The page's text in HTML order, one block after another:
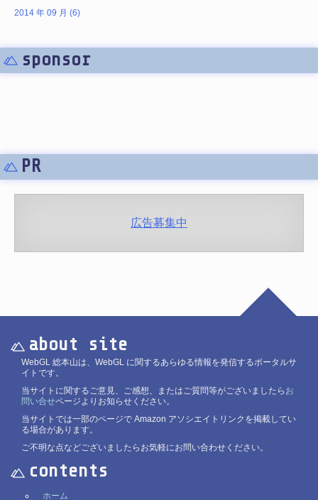
2014 年 09 月 (6)
sponsor
PR
広告募集中
about site
WebGL 総本山は、WebGL に関するあらゆる情報を発信するポータルサ
イトです。
当サイトに関するご意見、ご感想、またはご質問等がございましたら お
問い合せページよりお知らせください。
当サイトでは一部のページで Amazon アソシエイトリンクを掲載してい
る場合があります。
ご不明な点などございましたらお気軽にお問い合わせください。
contents
ホーム